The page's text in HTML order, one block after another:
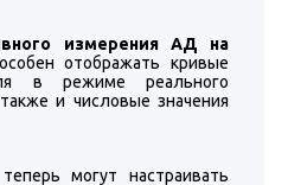
измерения АД на
отображать кривые
в режиме реального
и числовые значения
могут настраивать